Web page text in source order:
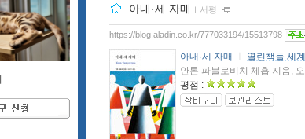
아내·세 자매 ｌ 서평
https://blog.aladin.co.kr/777033194/15513798
아내·세 자매
열린책들 세
안톤 파블로비치 체홉 지음,
평점 :